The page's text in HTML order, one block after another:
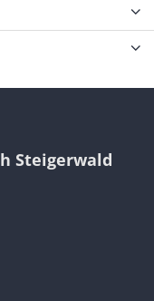
Steigerwald